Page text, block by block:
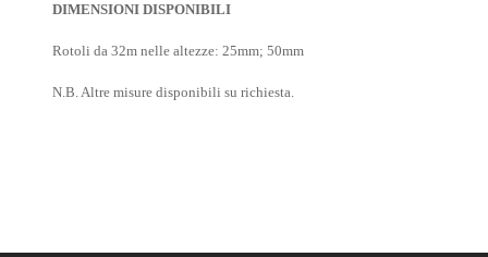
DIMENSIONI DISPONIBILI
Rotoli da 32m nelle altezze: 25mm; 50mm
N.B. Altre misure disponibili su richiesta.